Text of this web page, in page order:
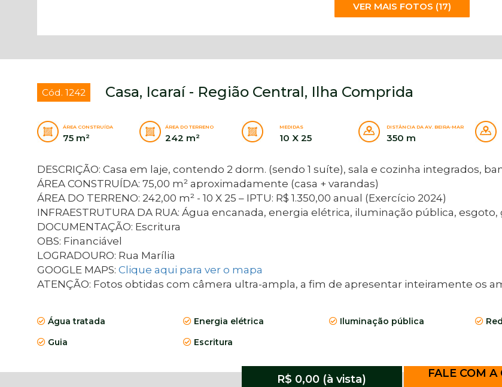
VER MAIS FOTOS (17)
Cód. 1242 Casa, Icaraí - Região Central, Ilha Comprida
ÁREA CONSTRUÍDA
75 m²
ÁREA DO TERRENO
242 m²
MEDIDAS
10 X 25
DISTÂNCIA DA AV. BEIRA-MAR
350 m
DESCRIÇÃO: Casa em laje, contendo 2 dorm. (sendo 1 suíte), sala e cozinha integrados,
ÁREA CONSTRUÍDA: 75,00 m² aproximadamente (casa + varandas)
ÁREA DO TERRENO: 242,00 m² - 10 X 25 – IPTU: R$ 1.350,00 anual (Exercício 2024)
INFRAESTRUTURA DA RUA: Água encanada, energia elétrica, iluminação pública, esgoto,
DOCUMENTAÇÃO: Escritura
OBS: Financiável
LOGRADOURO: Rua Marília
GOOGLE MAPS: Clique aqui para ver o mapa
ATENÇÃO: Fotos obtidas com câmera ultra-ampla, a fim de apresentar inteiramente os
Água tratada Energia elétrica Iluminação pública
Guia
Escritura
R$ 0,00 (à vista)
FALE COM A